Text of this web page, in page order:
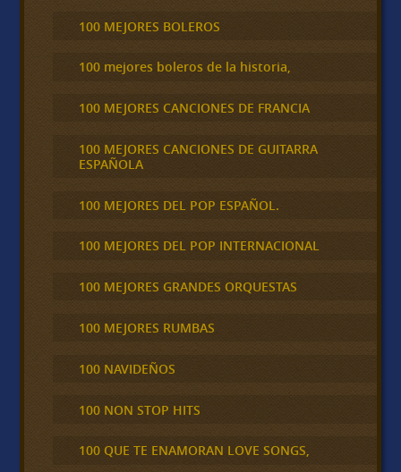
100 MEJORES BOLEROS
100 mejores boleros de la historia,
100 MEJORES CANCIONES DE FRANCIA
100 MEJORES CANCIONES DE GUITARRA
ESPAÑOLA
100 MEJORES DEL POP ESPAÑOL.
100 MEJORES DEL POP INTERNACIONAL
100 MEJORES GRANDES ORQUESTAS
100 MEJORES RUMBAS
100 NAVIDEÑOS
100 NON STOP HITS
100 QUE TE ENAMORAN LOVE SONGS,